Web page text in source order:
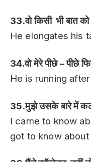
33.वो किसी भी बात
He elongates his
34.वो मेरे पीछे – पीछे
He is running
35.मुझे उसके बारे में कल
I came to know
got to know